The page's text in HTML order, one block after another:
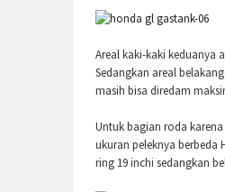
Areal kaki-kaki keduanya
Sedangkan areal
masih bisa diredam
Untuk bagian roda
ukuran peleknya berbeda
ring 19 inchi sedangkan